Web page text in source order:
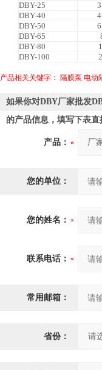
DBY-25
DBY-40
DBY-50
DBY-65
DBY-80
DBY-100
产品相关关键字： 隔膜泵 电动
如果你对DBY厂家批发
的产品信息，填写下表
产品：
您的单位：
您的姓名：
联系电话：
常用邮箱：
省份：